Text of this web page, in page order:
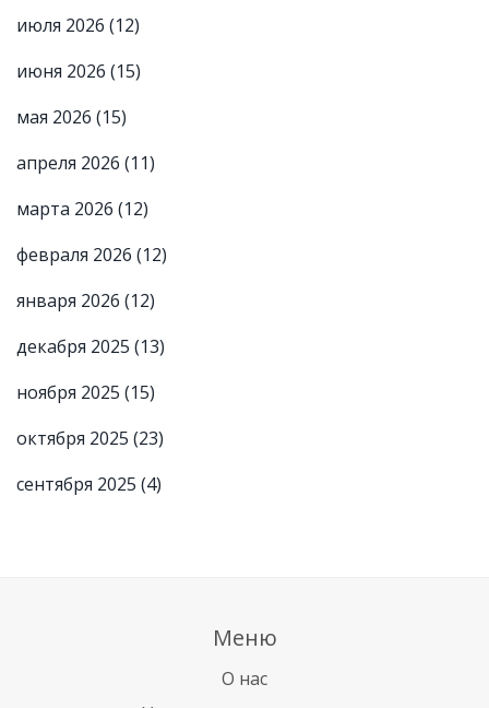
июля 2026 (12)
июня 2026 (15)
мая 2026 (15)
апреля 2026 (11)
марта 2026 (12)
февраля 2026 (12)
января 2026 (12)
декабря 2025 (13)
ноября 2025 (15)
октября 2025 (23)
сентября 2025 (4)
Меню
О нас